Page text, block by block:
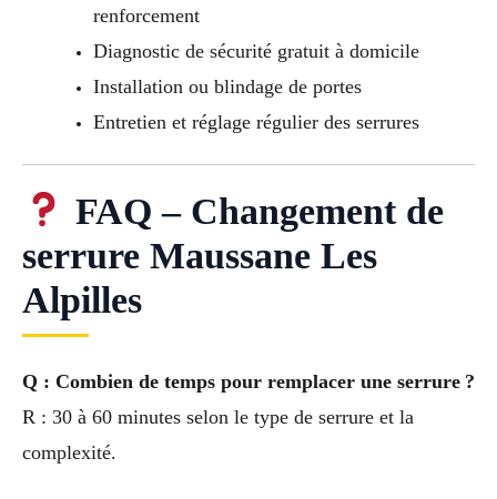
renforcement
Diagnostic de sécurité gratuit à domicile
Installation ou blindage de portes
Entretien et réglage régulier des serrures
FAQ – Changement de
serrure Maussane Les
Alpilles
Q : Combien de temps pour remplacer une serrure ?
R : 30 à 60 minutes selon le type de serrure et la
complexité.